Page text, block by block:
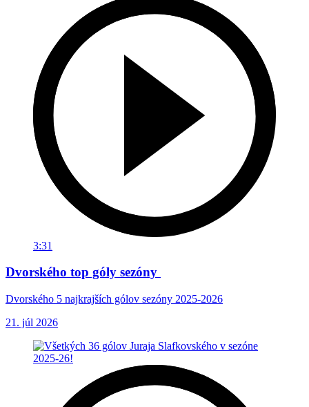
3:31
Dvorského top góly sezóny
Dvorského 5 najkrajších gólov sezóny 2025-2026
21. júl 2026